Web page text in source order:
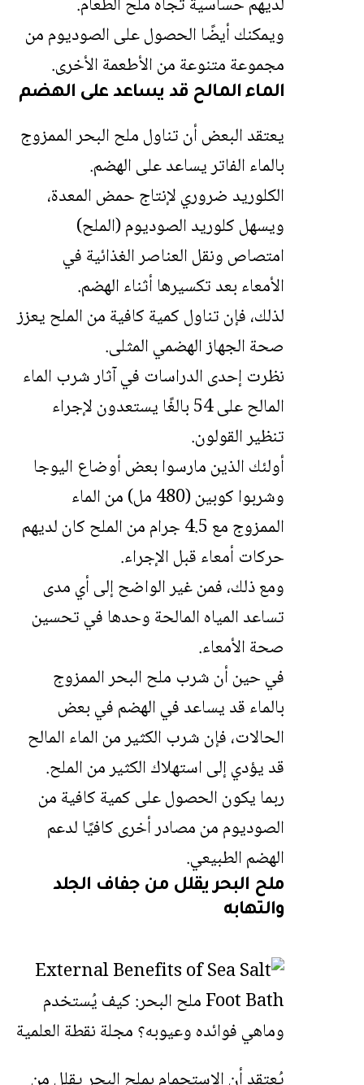
ويمكنك أيضًا الحصول على الصوديوم من
مجموعة متنوعة من الأطعمة الأخرى.
الماء المالح قد يساعد على الهضم
يعتقد البعض أن تناول ملح البحر الممزوج
بالماء الفاتر يساعد على الهضم.
الكلوريد ضروري لإنتاج حمض المعدة،
ويسهل كلوريد الصوديوم (الملح)
امتصاص ونقل العناصر الغذائية في
الأمعاء بعد تكسيرها أثناء الهضم.
لذلك، فإن تناول كمية كافية من الملح يعزز
صحة الجهاز الهضمي المثلى.
نظرت إحدى الدراسات في آثار شرب الماء
المالح على 54 بالغًا يستعدون لإجراء
تنظير القولون.
أولئك الذين مارسوا بعض أوضاع اليوجا
وشربوا كوبين (480 مل) من الماء
الممزوج مع 4.5 جرام من الملح كان لديهم
حركات أمعاء قبل الإجراء.
ومع ذلك، فمن غير الواضح إلى أي مدى
تساعد المياه المالحة وحدها في تحسين
صحة الأمعاء.
في حين أن شرب ملح البحر الممزوج
بالماء قد يساعد في الهضم في بعض
الحالات، فإن شرب الكثير من الماء المالح
قد يؤدي إلى استهلاك الكثير من الملح.
ربما يكون الحصول على كمية كافية من
الصوديوم من مصادر أخرى كافيًا لدعم
الهضم الطبيعي.
ملح البحر يقلل من جفاف الجلد
والتهابه